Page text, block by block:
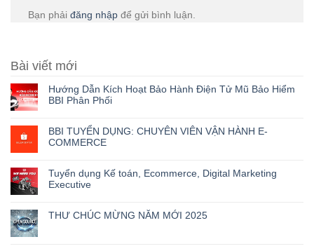
Bạn phải đăng nhập để gửi bình luận.
Bài viết mới
Hướng Dẫn Kích Hoạt Bảo Hành Điện Tử Mũ Bảo Hiểm
BBI Phân Phối
BBI TUYỂN DỤNG: CHUYÊN VIÊN VẬN HÀNH E-
COMMERCE
Tuyển dụng Kế toán, Ecommerce, Digital Marketing
Executive
THƯ CHÚC MỪNG NĂM MỚI 2025